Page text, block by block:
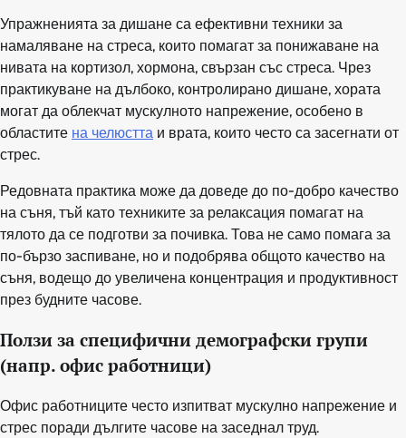
Упражненията за дишане са ефективни техники за
намаляване на стреса, които помагат за понижаване на
нивата на кортизол, хормона, свързан със стреса. Чрез
практикуване на дълбоко, контролирано дишане, хората
могат да облекчат мускулното напрежение, особено в
областите на челюстта и врата, които често са засегнати от
стрес.
Редовната практика може да доведе до по-добро качество
на съня, тъй като техниките за релаксация помагат на
тялото да се подготви за почивка. Това не само помага за
по-бързо заспиване, но и подобрява общото качество на
съня, водещо до увеличена концентрация и продуктивност
през будните часове.
Ползи за специфични демографски групи
(напр. офис работници)
Офис работниците често изпитват мускулно напрежение и
стрес поради дългите часове на заседнал труд.